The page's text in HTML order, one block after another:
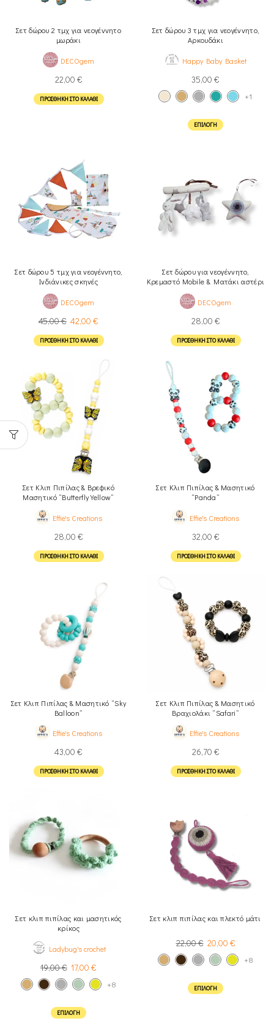
Σετ δώρου 2 τμχ για νεογέννητο
μωράκι
DECOgem
22,00 €
ΠΡΟΣΘΉΚΗ ΣΤΟ ΚΑΛΆΘΙ
Σετ δώρου 3 τμχ για νεογέννητο,
Αρκουδάκι
Happy Baby Basket
35,00 €
+1
ΕΠΙΛΟΓΉ
Σετ δώρου 5 τμχ για νεογέννητο,
Ινδιάνικες σκηνές
DECOgem
45,00€ 42,00 €
ΠΡΟΣΘΉΚΗ ΣΤΟ ΚΑΛΆΘΙ
Σετ δώρου για νεογέννητο,
Κρεμαστό Mobile & Mατάκι αστέρι
DECOgem
28,00 €
ΠΡΟΣΘΉΚΗ ΣΤΟ ΚΑΛΆΘΙ
Σετ Κλιπ Πιπίλας & Βρεφικό
Μασητικό “Butterfly Yellow”
Effie's Creations
28,00 €
ΠΡΟΣΘΉΚΗ ΣΤΟ ΚΑΛΆΘΙ
Σετ Κλιπ Πιπίλας & Μασητικό
“Panda”
Effie's Creations
32,00 €
ΠΡΟΣΘΉΚΗ ΣΤΟ ΚΑΛΆΘΙ
Σετ Κλιπ Πιπίλας & Μασητικό “Sky
Balloon”
Effie's Creations
43,00 €
ΠΡΟΣΘΉΚΗ ΣΤΟ ΚΑΛΆΘΙ
Σετ Κλιπ Πιπίλας & Μασητικό
Βραχιολάκι “Safari”
Effie's Creations
26,70 €
ΠΡΟΣΘΉΚΗ ΣΤΟ ΚΑΛΆΘΙ
Σετ κλιπ πιπίλας και μασητικός
κρίκος
Ladybug's crochet
19,00€ 17,00 €
+8
ΕΠΙΛΟΓΉ
Σετ κλιπ πιπίλας και πλεκτό μάτι
22,00€ 20,00 €
+8
ΕΠΙΛΟΓΉ